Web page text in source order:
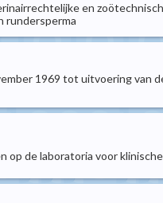
en
rundersperma
1969 tot uitvoering van
op de laboratoria voor